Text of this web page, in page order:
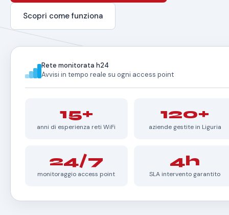
Scopri come funziona
Rete monitorata h24
Avvisi in tempo reale su ogni access point
15+
anni di esperienza reti WiFi
120+
aziende gestite in Liguria
24/7
monitoraggio access point
4h
SLA intervento garantito